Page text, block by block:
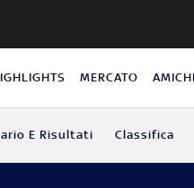
MERCATO
E Risultati Classifica